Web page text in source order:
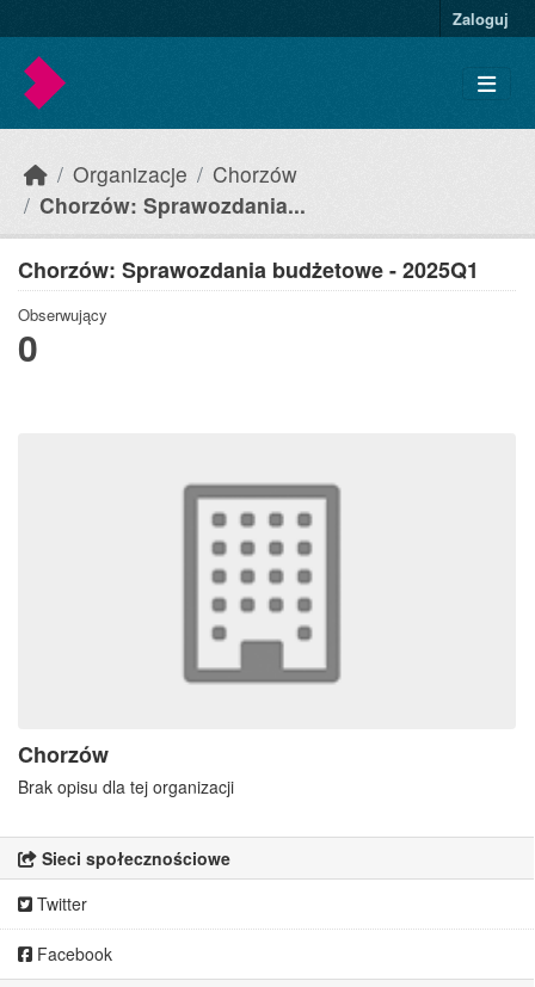
Zaloguj
Organizacje
Chorzów
Chorzów: Sprawozdania...
Chorzów: Sprawozdania budżetowe - 2025Q1
Obserwujący
0
Chorzów
Brak opisu dla tej organizacji
Sieci społecznościowe
Twitter
Facebook